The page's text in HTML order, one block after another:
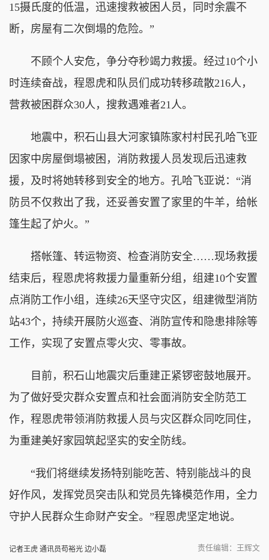
15摄氏度的低温，迅速搜救被困人员，同时余震不
断，房屋有二次倒塌的危险。”
不顾个人安危，争分夺秒竭力救援。经过10个小
时连续奋战，程恩虎和队员们成功转移疏散216人，
营救被困群众30人，搜救遇难者21人。
地震中，积石山县大河家镇陈家村村民孔哈飞亚
因家中房屋倒塌被困，消防救援人员发现后迅速救
援，及时将她转移到安全的地方。孔哈飞亚说：“消
防员不仅救出了我，还妥善安置了家里的牛羊，给帐
篷生起了炉火。”
搭帐篷、转运物资、检查消防安全……现场救援
结束后，程恩虎将救援力量重新分组，组建10个安置
点消防工作小组，连续26天坚守灾区，组建微型消防
站43个，持续开展防火巡查、消防宣传和隐患排除等
工作，实现了安置点零火灾、零事故。
目前，积石山地震灾后重建正紧锣密鼓地展开。
为了做好受灾群众安置点和社会面消防安全防范工
作，程恩虎带领消防救援人员与灾区群众同吃同住，
为重建美好家园筑起坚实的安全防线。
“我们将继续发扬特别能吃苦、特别能战斗的良
好作风，发挥党员突击队和党员先锋模范作用，全力
守护人民群众生命财产安全。”程恩虎坚定地说。
记者王虎 通讯员苟裕光 边小磊 责任编辑：王辉文